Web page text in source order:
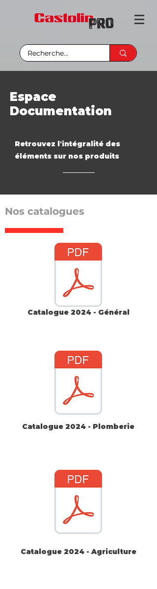
Espace
Documentation
Retrouvez l'intégralité des
éléments sur nos produits
Nos catalogues
Catalogue 2024 - Général
Catalogue 2024 - Plomberie
Catalogue 2024 - Agriculture